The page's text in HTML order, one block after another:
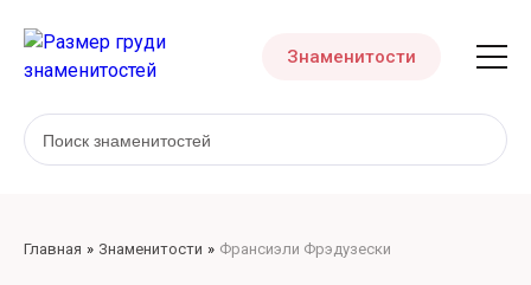
Знаменитости
Главная Знаменитости Франсиэли Фрэдузески